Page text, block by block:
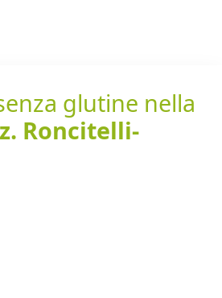
glutine nella
Roncitelli-